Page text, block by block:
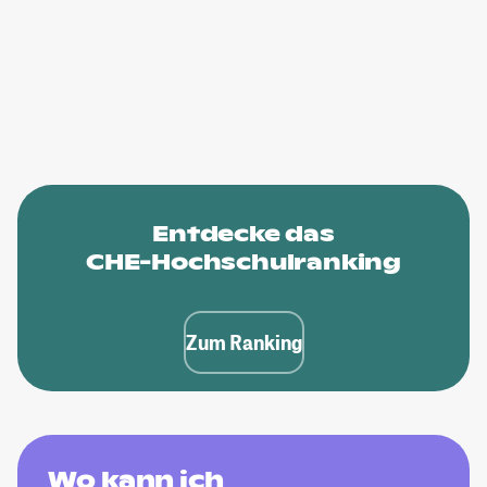
Entdecke das
CHE-Hochschulranking
Zum Ranking
Wo kann ich